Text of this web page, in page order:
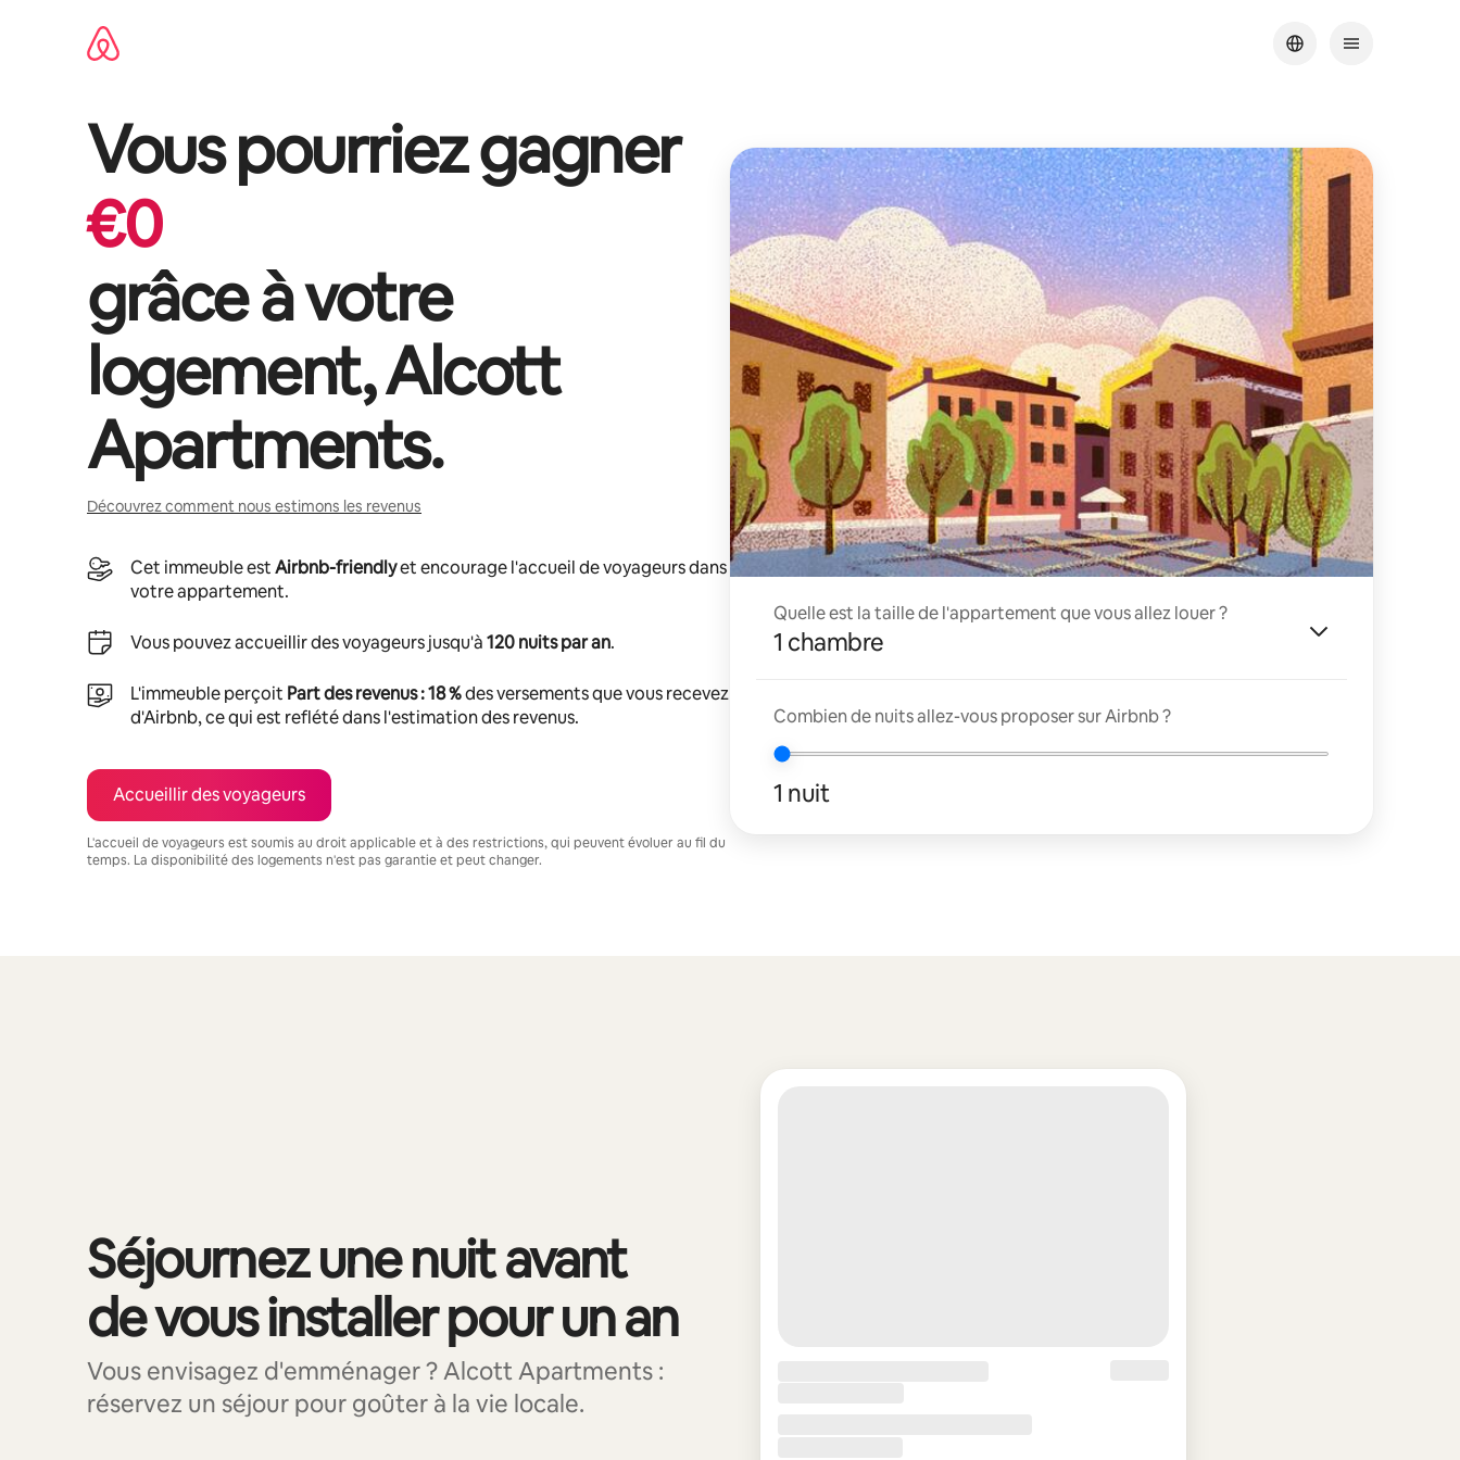
Vous pourriez gagner
€0
grâce à votre
logement,Alcott
Apartments.
Découvrez comment nous estimons les revenus
Cet immeuble estAirbnb-friendlyet encourage l'accueil de voyageurs dans
votre appartement.
Vous pouvez accueillir des voyageurs jusqu'à120 nuits par an.
L'immeuble perçoit Part des revenus : 18 %des versements que vous recevez
d'Airbnb, ce qui est reflété dans l'estimation des revenus.
Accueillir des voyageurs
L'accueil de voyageurs est soumis au droit applicable et à des restrictions, qui peuvent évoluer au fil du
temps. La disponibilité des logements n'est pas garantie et peut changer.
Quelle est la taille de l'appartement que vous allez louer ?
1 chambre
Combien de nuits allez-vous proposer sur Airbnb ?
1 nuit
Séjournez une nuit avant
de vous installer pour un an
Vous envisagez d'emménager ? Alcott Apartments :
réservez un séjour pour goûter à la vie locale.